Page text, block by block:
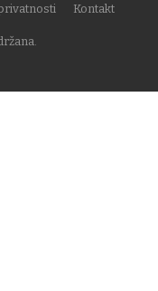
Kontakt